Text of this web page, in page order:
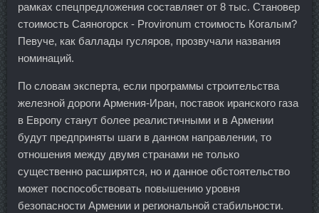
рамках спецпредложения составляет от 8 тыс. Становер
стоимость Саяногорск - Provironum стоимость Когалым?
Певуче, как баллады гусляров, прозвучали названия
номинаций.
По словам эксперта, если программы строительства
железной дороги Армения-Иран, поставок иранского газа
в Европу станут более реалистичными и в Армении
будут предприняты шаги в данном направлении, то
отношения между двумя странами не только
существенно расширятся, но и данное обстоятельство
может поспособствовать повышению уровня
безопасности Армении и региональной стабильности.